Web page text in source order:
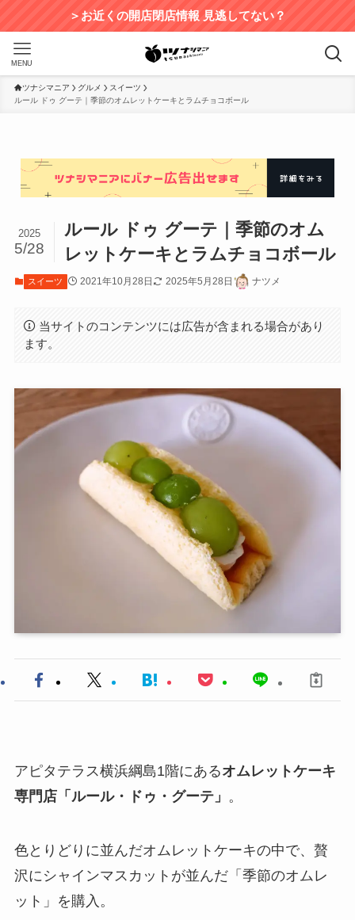
＞お近くの開店閉店情報 見逃してない？
MENU
ツナシマニア グルメ
スイーツ
ルール ドゥ グーテ｜季節のオムレットケーキとラムチョコボール
ルール ドゥ グーテ｜季節のオム
レットケーキとラムチョコボール
2025
5/28
スイーツ 2021年10月28日 2025年5月28日 ナツメ
当サイトのコンテンツには広告が含まれる場合があり
ます。
アピタテラス横浜綱島1階にあるオムレットケーキ
専門店「ルール・ドゥ・グーテ」 。
色とりどりに並んだオムレットケーキの中で、贅
沢にシャインマスカットが並んだ「季節のオムレ
ット」を購入。